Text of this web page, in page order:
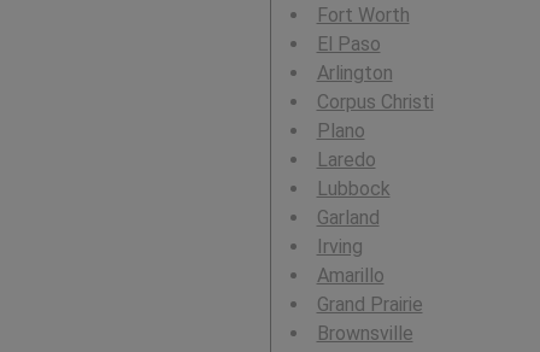
Fort Worth
El Paso
Arlington
Corpus Christi
Plano
Laredo
Lubbock
Garland
Irving
Amarillo
Grand Prairie
Brownsville